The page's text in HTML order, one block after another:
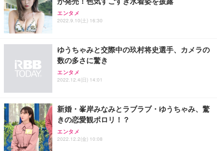
エンタメ
2022.9.10(土) 16:30
ゆうちゃみと交際中の玖村将史選手、カメラの
数の多さに驚き
エンタメ
2022.12.4(日) 14:01
新婚・峯岸みなみとラブラブ・ゆうちゃみ、驚
きの恋愛観ポロリ！？
エンタメ
2022.12.2(金) 10:08